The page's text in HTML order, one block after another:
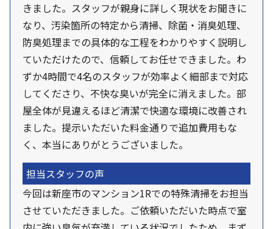
きました。スタッフが親身に詳しく現状をお聞きに
なり、汚染箇所の特定から清掃、除菌・消臭処理、
防臭処理までの具体的な工程をわかりやすく説明し
ていただけたので、信頼してお任せできました。わ
ずか4時間で4名のスタッフが効率よく細部まで対応
してくださり、不快な臭いが完全に消えました。部
屋全体が見違えるほど清潔で快適な環境に改善され
ました。提示いただいた料金通りで追加費用もな
く、本当にありがとうございました。
担当スタッフの声
今回は新座市のマンション1Rでの特殊清掃をお担当
させていただきました。ご依頼いただいた時点で室